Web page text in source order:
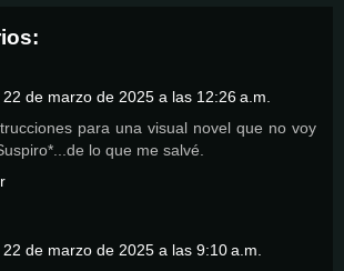
22 de marzo de 2025 a las 12:26 a.m.
para una visual novel que no voy
lo que me salvé.
22 de marzo de 2025 a las 9:10 a.m.